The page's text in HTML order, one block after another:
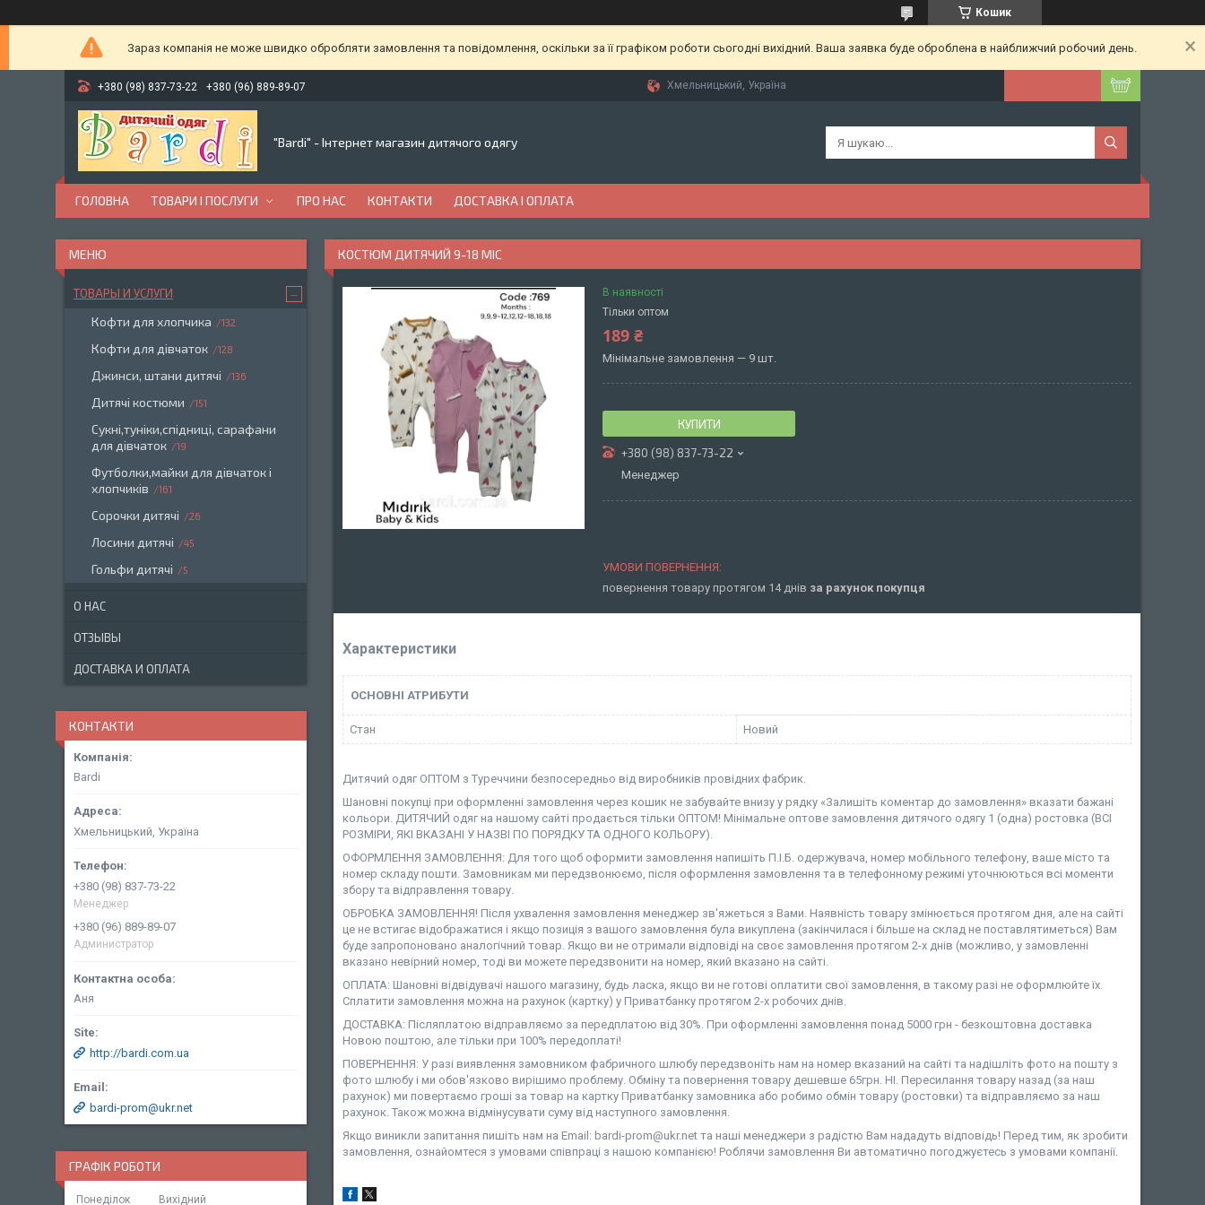
Кошик
Зараз компанія не може швидко обробляти замовлення та повідомлення, оскільки за її графіком роботи сьогодні вихідний. Ваша заявка буде оброблена в найближчий робочий день.
+380 (98) 837-73-22 +380 (96) 889-89-07 Хмельницький, Україна
"Bardi" - Інтернет магазин дитячого одягу
ГОЛОВНА ТОВАРИ І ПОСЛУГИ ПРО НАС КОНТАКТИ ДОСТАВКА І ОПЛАТА
КОСТЮМ ДИТЯЧИЙ 9-18 МІС
В наявності
Тільки оптом
189 ₴
Мінімальне замовлення — 9 шт.
КУПИТИ
+380 (98) 837-73-22
Менеджер
повернення товару протягом 14 днів за рахунок покупця
Характеристики
ОСНОВНІ АТРИБУТИ
Стан Новий
Дитячий одяг ОПТОМ з Туреччини безпосередньо від виробників провідних фабрик.
Шановні покупці при оформленні замовлення через кошик не забувайте внизу у рядку «Залишіть коментар до замовлення» вказати бажані
кольори. ДИТЯЧИЙ одяг на нашому сайті продається тільки ОПТОМ! Мінімальне оптове замовлення дитячого одягу 1 (одна) ростовка (ВСІ
РОЗМІРИ, ЯКІ ВКАЗАНІ У НАЗВІ ПО ПОРЯДКУ ТА ОДНОГО КОЛЬОРУ).
ОФОРМЛЕННЯ ЗАМОВЛЕННЯ: Для того щоб оформити замовлення напишіть П.І.Б. одержувача, номер мобільного телефону, ваше місто та
номер складу пошти. Замовникам ми передзвонюємо, після оформлення замовлення та в телефонному режимі уточнюються всі моменти
збору та відправлення товару.
ОБРОБКА ЗАМОВЛЕННЯ! Після ухвалення замовлення менеджер зв'яжеться з Вами. Наявність товару змінюється протягом дня, але на сайті
це не встигає відображатися і якщо позиція з вашого замовлення була викуплена (закінчилася і більше на склад не поставлятиметься) Вам
буде запропоновано аналогічний товар. Якщо ви не отримали відповіді на своє замовлення протягом 2-х днів (можливо, у замовленні
вказано невірний номер, тоді ви можете передзвонити на номер, який вказано на сайті.
ОПЛАТА: Шановні відвідувачі нашого магазину, будь ласка, якщо ви не готові оплатити свої замовлення, в такому разі не оформлюйте їх.
Сплатити замовлення можна на рахунок (картку) у Приватбанку протягом 2-х робочих днів.
ДОСТАВКА: Післяплатою відправляємо за передплатою від 30%. При оформленні замовлення понад 5000 грн - безкоштовна доставка
Новою поштою, але тільки при 100% передоплаті!
ПОВЕРНЕННЯ: У разі виявлення замовником фабричного шлюбу передзвоніть нам на номер вказаний на сайті та надішліть фото на пошту з
фото шлюбу і ми обов'язково вирішимо проблему. Обміну та повернення товару дешевше 65грн. НІ. Пересилання товару назад (за наш
рахунок) ми повертаємо гроші за товар на картку Приватбанку замовника або робимо обмін товару (ростовки) та відправляємо за наш
рахунок. Також можна відмінусувати суму від наступного замовлення.
Якщо виникли запитання пишіть нам на Email: bardi-prom@ukr.net та наші менеджери з радістю Вам нададуть відповідь! Перед тим, як зробити
замовлення, ознайомтеся з умовами співпраці з нашою компанією! Роблячи замовлення Ви автоматично погоджуєтесь з умовами компанії.
ТОВАРЫ И УСЛУГИ
Кофти для хлопчика 132
Кофти для дівчаток 128
Джинси, штани дитячі 136
Дитячі костюми 151
Сукні,туніки,спідниці, сарафани
для дівчаток
19
Футболки,майки для дівчаток і
хлопчиків
161
Сорочки дитячі 26
Лосини дитячі 45
Гольфи дитячі 5
О НАС
ОТЗЫВЫ
ДОСТАВКА И ОПЛАТА
КОНТАКТИ
Bardi
Хмельницький, Україна
+380 (98) 837-73-22
Менеджер
+380 (96) 889-89-07
Администратор
Аня
http://bardi.com.ua
bardi-prom@ukr.net
ГРАФІК РОБОТИ
Понеділок Вихідний